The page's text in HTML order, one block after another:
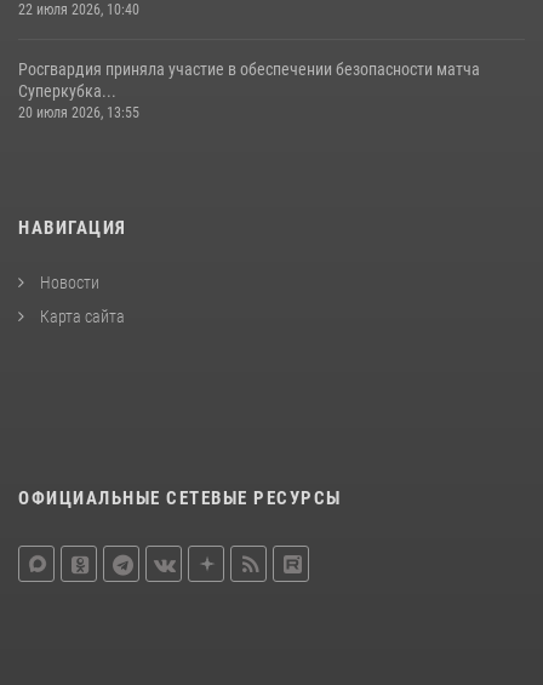
22 июля 2026, 10:40
Росгвардия приняла участие в обеспечении безопасности матча
Суперкубка...
20 июля 2026, 13:55
НАВИГАЦИЯ
Новости
Карта сайта
ОФИЦИАЛЬНЫЕ СЕТЕВЫЕ РЕСУРСЫ